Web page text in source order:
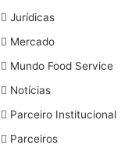
Jurídicas
Mercado
Mundo Food Service
Notícias
Parceiro Institucional
Parceiros